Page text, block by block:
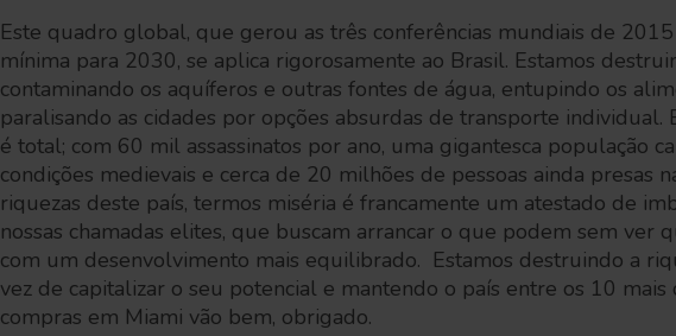
Este quadro global, que gerou as três conferências mundiais de
mínima para 2030, se aplica rigorosamente ao Brasil. Estamos
contaminando os aquíferos e outras fontes de água, entupindo os
paralisando as cidades por opções absurdas de transporte individual.
é total; com 60 mil assassinatos por ano, uma gigantesca população
condições medievais e cerca de 20 milhões de pessoas ainda presas
riquezas deste país, termos miséria é francamente um atestado de
nossas chamadas elites, que buscam arrancar o que podem sem ver
com um desenvolvimento mais equilibrado. Estamos destruindo a
vez de capitalizar o seu potencial e mantendo o país entre os 10 mais
compras em Miami vão bem, obrigado.